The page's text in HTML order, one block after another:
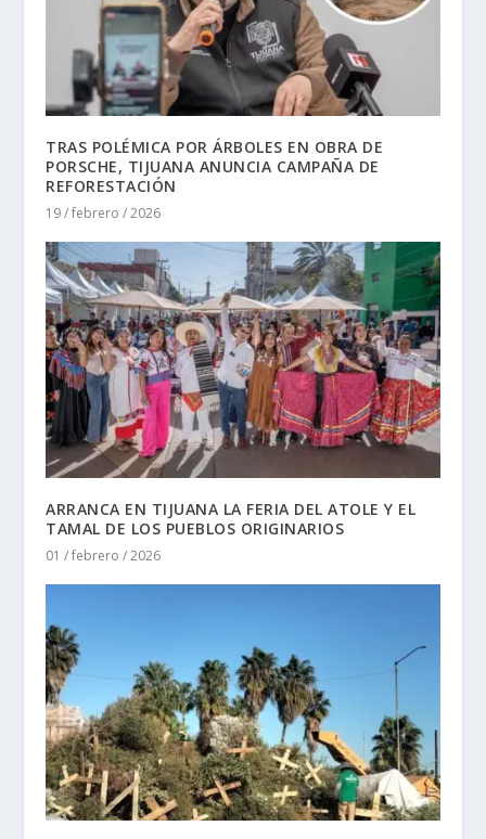
TRAS POLÉMICA POR ÁRBOLES EN OBRA DE
PORSCHE, TIJUANA ANUNCIA CAMPAÑA DE
REFORESTACIÓN
19 / febrero / 2026
ARRANCA EN TIJUANA LA FERIA DEL ATOLE Y EL
TAMAL DE LOS PUEBLOS ORIGINARIOS
01 / febrero / 2026